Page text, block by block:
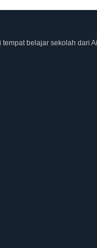
tempat belajar sekolah dari